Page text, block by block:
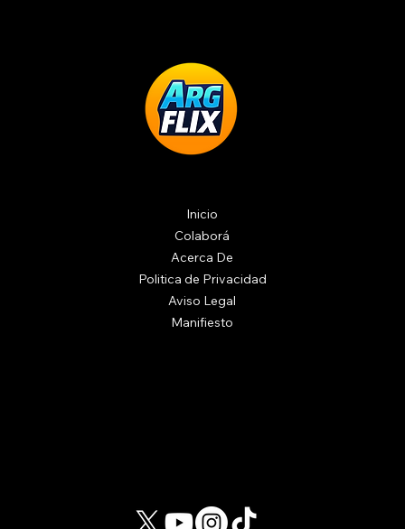
Inicio
Colaborá
Acerca De
Politica de Privacidad
Aviso Legal
Manifiesto